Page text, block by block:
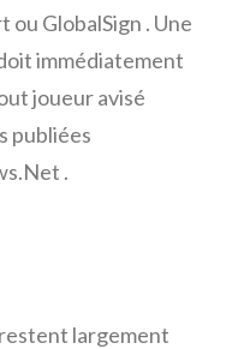
GlobalSign . Une
immédiatement
joueur avisé
publiées
.
largement